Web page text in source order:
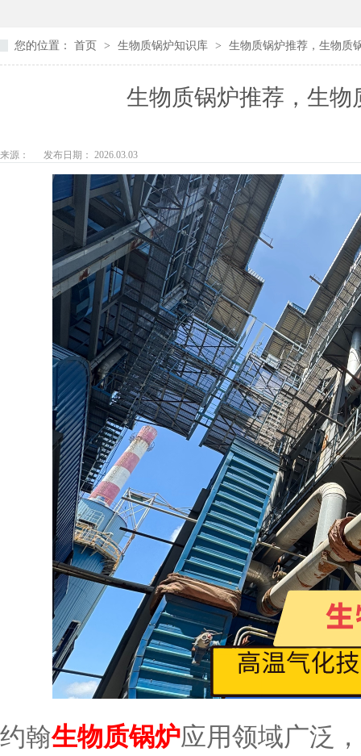
您的位置： 首页 > 生物质锅炉知识库 > 生物质锅炉推荐，生物质
生物质锅炉推荐，生
来源： 发布日期： 2026.03.03
约翰生物质锅炉应用领域广泛